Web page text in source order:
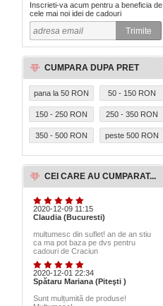
Inscrieti-va acum pentru a beneficia de
cele mai noi idei de cadouri
CUMPARA DUPA PRET
pana la 50 RON 50 - 150 RON
150 - 250 RON 250 - 350 RON
350 - 500 RON peste 500 RON
CEI CARE AU CUMPARAT...
2020-12-09 11:15
Claudia (Bucuresti)
multumesc din suflet! an de an stiu
ca ma pot baza pe dvs pentru
cadouri de Craciun
2020-12-01 22:34
Spătaru Mariana (Piteşti )
Sunt mulțumită de produse!